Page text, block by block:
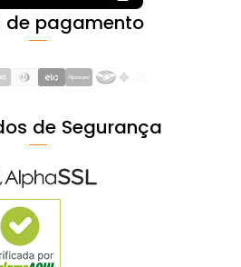
de pagamento
de Segurança